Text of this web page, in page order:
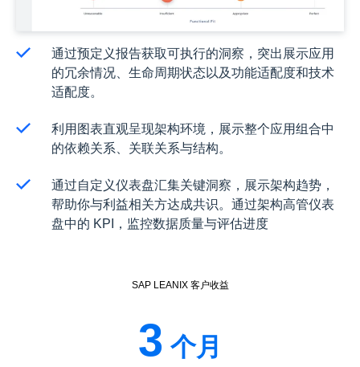
通过预定义报告获取可执行的洞察，突出展示应用
的冗余情况、生命周期状态以及功能适配度和技术
适配度。
利用图表直观呈现架构环境，展示整个应用组合中
的依赖关系、关联关系与结构。
通过自定义仪表盘汇集关键洞察，展示架构趋势，
帮助你与利益相关方达成共识。通过架构高管仪表
盘中的 KPI，监控数据质量与评估进度
SAP LEANIX 客户收益
3 个月